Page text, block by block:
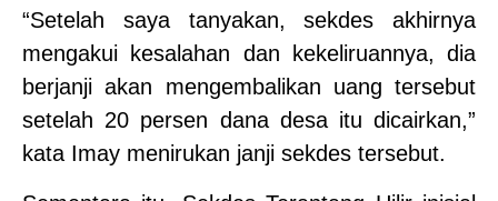
“Setelah saya tanyakan, sekdes akhirnya
mengakui kesalahan dan kekeliruannya, dia
berjanji akan mengembalikan uang tersebut
setelah 20 persen dana desa itu dicairkan,”
kata Imay menirukan janji sekdes tersebut.